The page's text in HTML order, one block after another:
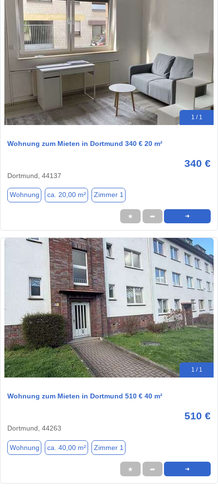
1 / 1
Wohnung zum Mieten in Dortmund 340 € 20 m²
340 €
Dortmund, 44137
Wohnung ca. 20,00 m² Zimmer 1
★ ➦ ➜
1 / 1
Wohnung zum Mieten in Dortmund 510 € 40 m²
510 €
Dortmund, 44263
Wohnung ca. 40,00 m² Zimmer 1
★ ➦ ➜